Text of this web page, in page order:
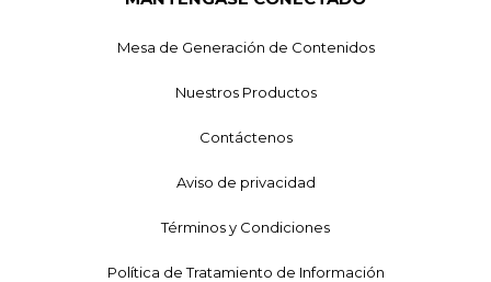
Mesa de Generación de Contenidos
Nuestros Productos
Contáctenos
Aviso de privacidad
Términos y Condiciones
Política de Tratamiento de Información